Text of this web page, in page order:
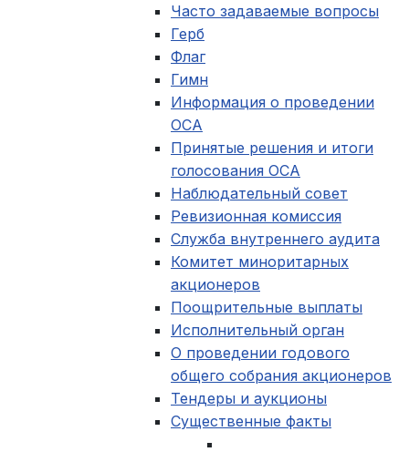
Часто задаваемые вопросы
Герб
Флаг
Гимн
Информация о проведении
ОСА
Принятые решения и итоги
голосования ОСА
Наблюдательный совет
Ревизионная комиссия
Служба внутреннего аудита
Комитет миноритарных
акционеров
Поощрительные выплаты
Исполнительный орган
О проведении годового
общего собрания акционеров
Тендеры и аукционы
Существенные факты